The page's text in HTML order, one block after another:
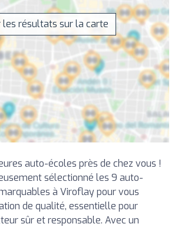
les résultats sur la carte
auto-écoles près de chez vous !
sélectionné les 9 auto-
à Viroflay pour vous
de qualité, essentielle pour
sûr et responsable. Avec un